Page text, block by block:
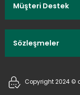
Müşteri Destek
Sözleşmeler
Copyright 2024 ©